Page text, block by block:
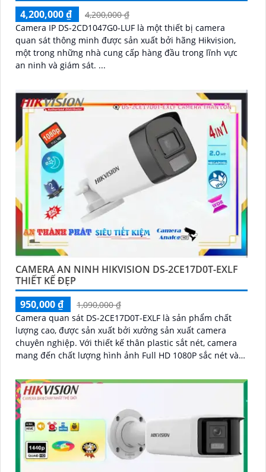
4,200,000 ₫
4,200,000 ₫
Camera IP DS-2CD1047G0-LUF là một thiết bị camera
quan sát thông minh được sản xuất bởi hãng Hikvision,
một trong những nhà cung cấp hàng đầu trong lĩnh vực
an ninh và giám sát. ...
CAMERA AN NINH HIKVISION DS-2CE17D0T-EXLF
THIẾT KẾ ĐẸP
950,000 ₫
1,090,000 ₫
Camera quan sát DS-2CE17D0T-EXLF là sản phẩm chất
lượng cao, được sản xuất bởi xưởng sản xuất camera
chuyên nghiệp. Với thiết kế thân plastic sắt nét, camera
mang đến chất lượng hình ảnh Full HD 1080P sắc nét và